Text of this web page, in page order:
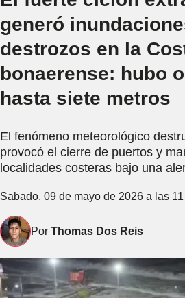
generó
destrozos en la
bonaerense: hubo
hasta siete metros
El fenómeno meteorológico
provocó el cierre de puertos y
localidades costeras bajo una
Sabado, 09 de mayo de 2026 a las
Por Thomas Dos Reis